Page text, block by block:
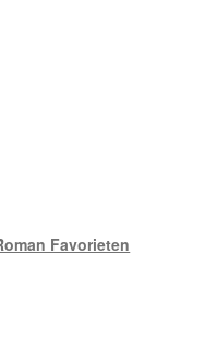
Favorieten